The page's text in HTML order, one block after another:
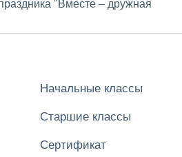
"Вместе – дружная
Начальные классы
Старшие классы
Сертификат